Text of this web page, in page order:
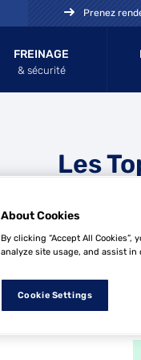
FREINAGE
& sécurité
Prenez
Les
About Cookies
By clicking “Accept All
analyze site usage, and assist in
Cookie Settings